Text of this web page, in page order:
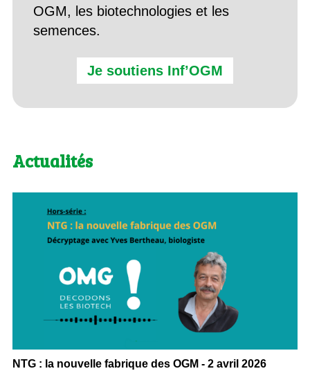
OGM, les biotechnologies et les
semences.
Je soutiens Inf’OGM
Actualités
NTG : la nouvelle fabrique des OGM - 2 avril 2026